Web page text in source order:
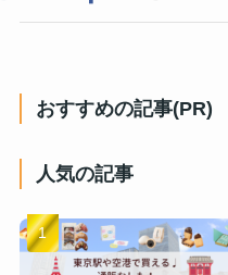
おすすめの記事(PR)
人気の記事